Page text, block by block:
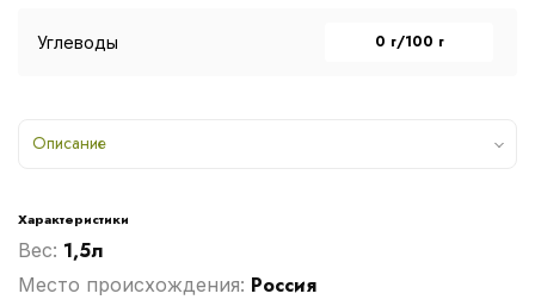
Углеводы 0 г/100 г
Описание
Характеристики
Вес: 1,5л
Место происхождения: Россия